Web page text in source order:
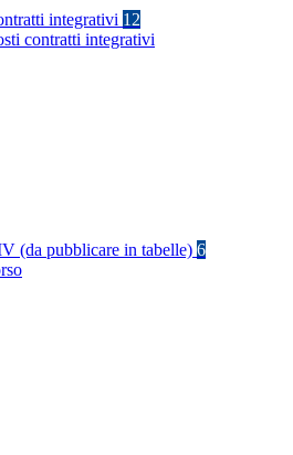
integrativi 12
contratti integrativi
(da pubblicare in tabelle) 6